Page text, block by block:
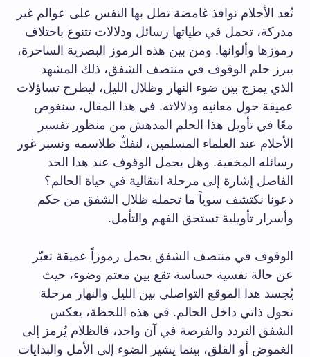
تُعد الأحلام نوافذ غامضة تطل بها النفس على عوالم غير
مدركة، تحمل في طياتها رسائل ودلالات تتنوع باختلاف
رموزها وألوانها. ومن بين هذه الرموز البصرية الساحرة،
يبرز حلم الوقوف في منتصف الشفق، ذلك المشهد
الذي يمزج بين ضوء النهار وظلال الليل، ليطرح تساؤلات
عميقة حول معانيه ودلالاته. في هذا المقال، سنغوص
معًا في تأويل هذا الحلم المدهش من منظور تفسير
الأحلام عند العلماء المسلمين، لنفكّ طلاسمه ونسبر غور
رسائله المخفية. وهل يحمل الوقوف عند هذا الحد
الفاصل إشارة إلى مرحلة انتقالية في حياة الحالم؟
دعونا نكتشف سوياً ما تحمله ظلال الشفق من حكم
وأسرار تأويلية تستحق الفهم والتأمل.
الوقوف في منتصف الشفق يحمل رموزاً عميقة تعبّر
عن حالة نفسية حساسة تقع بين معتم وضوء، حيث
يُجسد هذا الموقع التواصلي بين الليل والنهار مرحلة
تحول ذاتي داخل الحالم. في هذه اللحظة، يعكس
الشفق التردد والفرصة في آن واحد، فالظلام يُرمز إلى
الغموض أو القلق، بينما يشير الضوء إلى الأمل والبدايات